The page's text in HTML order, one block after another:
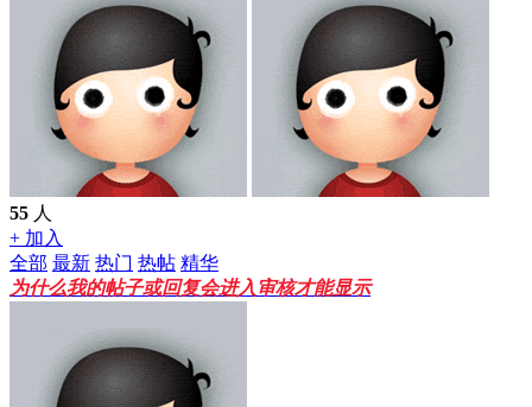
55 人
+ 加入
全部 最新 热门 热帖 精华
为什么我的帖子或回复会进入审核才能显示